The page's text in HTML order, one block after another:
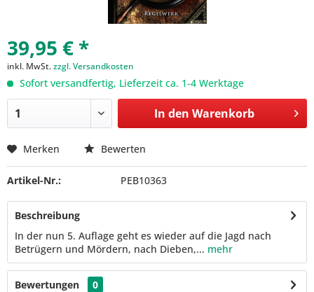
39,95 € *
inkl. MwSt.zzgl. Versandkosten
Sofort versandfertig, Lieferzeit ca. 1-4 Werktage
In den Warenkorb
Merken Bewerten
Artikel-Nr.: PEB10363
Beschreibung
In der nun 5. Auflage geht es wieder auf die Jagd nach
Betrügern und Mördern, nach Dieben,... mehr
Bewertungen
0